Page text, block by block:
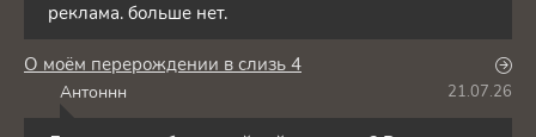
реклама. больше нет.
О моём перерождении в слизь 4
Антоннн 21.07.26